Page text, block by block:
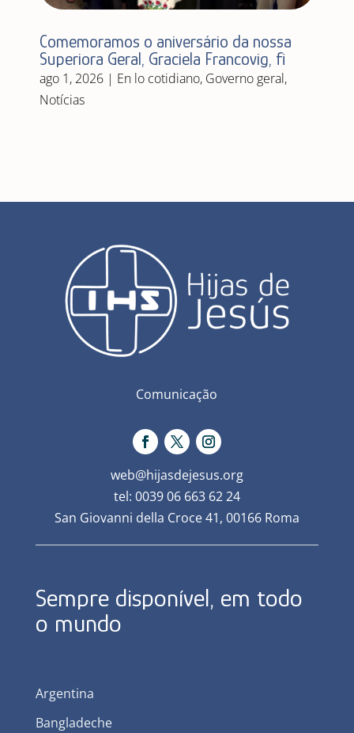
Comemoramos o aniversário da nossa
Superiora Geral, Graciela Francovig, fi
ago 1, 2026| En lo cotidiano, Governo geral,
Notícias
Comunicação
web@hijasdejesus.org
tel: 0039 06 663 62 24
San Giovanni della Croce 41, 00166 Roma
Sempre disponível, em todo
o mundo
Argentina
Bangladeche